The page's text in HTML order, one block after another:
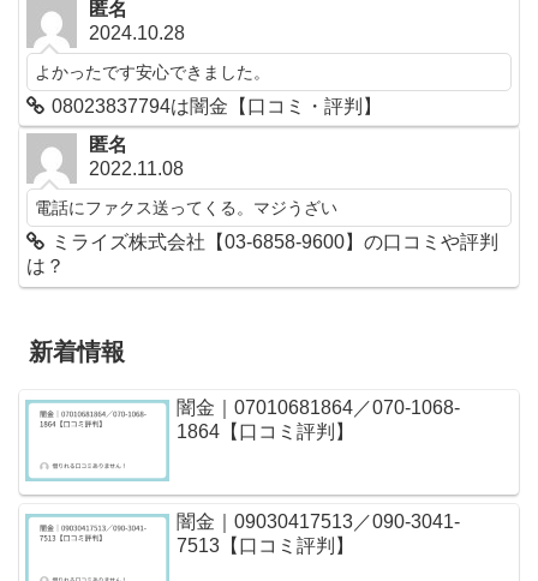
匿名
2024.10.28
よかったです安心できました。
08023837794は闇金【口コミ・評判】
匿名
2022.11.08
電話にファクス送ってくる。マジうざい
ミライズ株式会社【03-6858-9600】の口コミや評判
は？
新着情報
闇金｜07010681864／070-1068-
1864【口コミ評判】
闇金｜09030417513／090-3041-
7513【口コミ評判】